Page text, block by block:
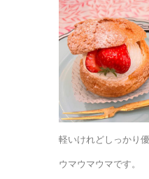
軽いけれどしっかり
ウマウマウマです。